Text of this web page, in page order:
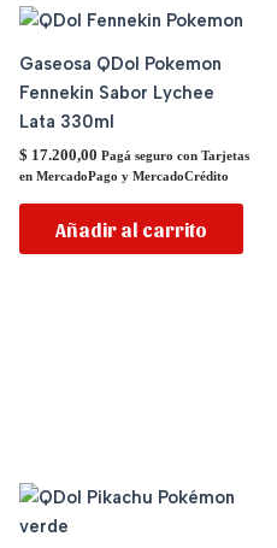
Gaseosa QDol Pokemon
Fennekin Sabor Lychee
Lata 330ml
$ 17.200,00 Pagá seguro con Tarjetas
en MercadoPago y MercadoCrédito
Añadir al carrito